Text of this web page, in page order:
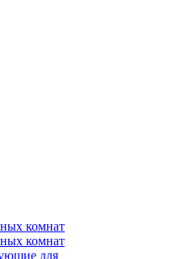
комнат
комнат
для